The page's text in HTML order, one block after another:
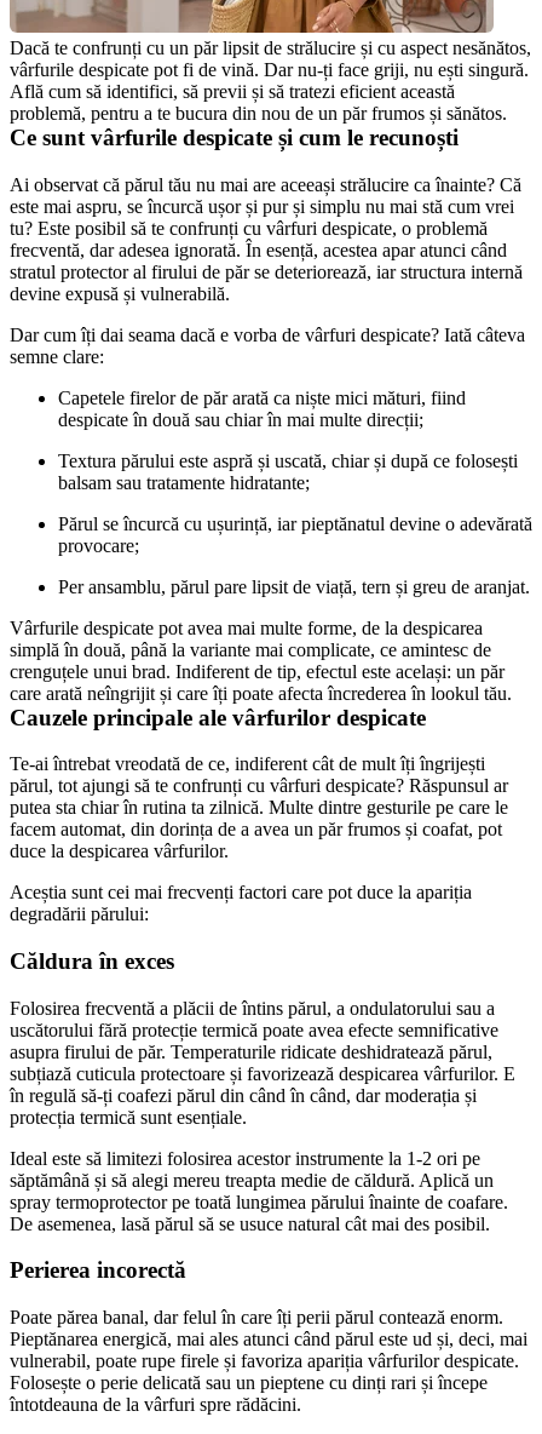
Dacă te confrunți cu un păr lipsit de strălucire și cu aspect nesănătos,
vârfurile despicate pot fi de vină. Dar nu-ți face griji, nu ești singură.
Află cum să identifici, să previi și să tratezi eficient această
problemă, pentru a te bucura din nou de un păr frumos și sănătos.
Ce sunt vârfurile despicate și cum le recunoști
Ai observat că părul tău nu mai are aceeași strălucire ca înainte? Că
este mai aspru, se încurcă ușor și pur și simplu nu mai stă cum vrei
tu? Este posibil să te confrunți cu vârfuri despicate, o problemă
frecventă, dar adesea ignorată. În esență, acestea apar atunci când
stratul protector al firului de păr se deteriorează, iar structura internă
devine expusă și vulnerabilă.
Dar cum îți dai seama dacă e vorba de vârfuri despicate? Iată câteva
semne clare:
Capetele firelor de păr arată ca niște mici mături, fiind
despicate în două sau chiar în mai multe direcții;
Textura părului este aspră și uscată, chiar și după ce folosești
balsam sau tratamente hidratante;
Părul se încurcă cu ușurință, iar pieptănatul devine o adevărată
provocare;
Per ansamblu, părul pare lipsit de viață, tern și greu de aranjat.
Vârfurile despicate pot avea mai multe forme, de la despicarea
simplă în două, până la variante mai complicate, ce amintesc de
crenguțele unui brad. Indiferent de tip, efectul este același: un păr
care arată neîngrijit și care îți poate afecta încrederea în lookul tău.
Cauzele principale ale vârfurilor despicate
Te-ai întrebat vreodată de ce, indiferent cât de mult îți îngrijești
părul, tot ajungi să te confrunți cu vârfuri despicate? Răspunsul ar
putea sta chiar în rutina ta zilnică. Multe dintre gesturile pe care le
facem automat, din dorința de a avea un păr frumos și coafat, pot
duce la despicarea vârfurilor.
Aceștia sunt cei mai frecvenți factori care pot duce la apariția
degradării părului:
Căldura în exces
Folosirea frecventă a plăcii de întins părul, a ondulatorului sau a
uscătorului fără protecție termică poate avea efecte semnificative
asupra firului de păr. Temperaturile ridicate deshidratează părul,
subțiază cuticula protectoare și favorizează despicarea vârfurilor. E
în regulă să-ți coafezi părul din când în când, dar moderația și
protecția termică sunt esențiale.
Ideal este să limitezi folosirea acestor instrumente la 1-2 ori pe
săptămână și să alegi mereu treapta medie de căldură. Aplică un
spray termoprotector pe toată lungimea părului înainte de coafare.
De asemenea, lasă părul să se usuce natural cât mai des posibil.
Perierea incorectă
Poate părea banal, dar felul în care îți perii părul contează enorm.
Pieptănarea energică, mai ales atunci când părul este ud și, deci, mai
vulnerabil, poate rupe firele și favoriza apariția vârfurilor despicate.
Folosește o perie delicată sau un pieptene cu dinți rari și începe
întotdeauna de la vârfuri spre rădăcini.